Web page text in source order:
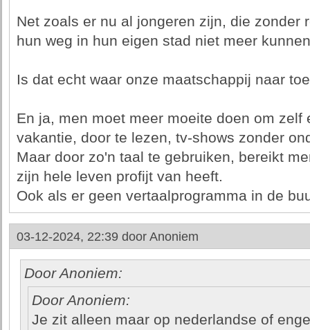
Net zoals er nu al jongeren zijn, die zonder
hun weg in hun eigen stad niet meer
Is dat echt waar onze maatschappij naar
En ja, men moet meer moeite doen om zelf
vakantie, door te lezen, tv-shows zonder
Maar door zo'n taal te gebruiken, bereikt
zijn hele leven profijt van heeft.
Ook als er geen vertaalprogramma in de
03-12-2024, 22:39 door Anoniem
Door Anoniem:
Door Anoniem:
Je zit alleen maar op nederlandse of